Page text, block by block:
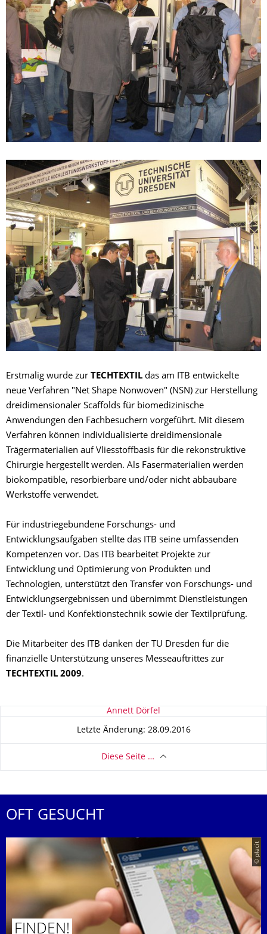
Erstmalig wurde zur TECHTEXTIL das am ITB entwickelte
neue Verfahren "Net Shape Nonwoven" (NSN) zur Herstellung
dreidimensionaler Scaffolds für biomedizinische
Anwendungen den Fachbesuchern vorgeführt. Mit diesem
Verfahren können individualisierte dreidimensionale
Trägermaterialien auf Vliesstoffbasis für die rekonstruktive
Chirurgie hergestellt werden. Als Fasermaterialien werden
biokompatible, resorbierbare und/oder nicht abbaubare
Werkstoffe verwendet.
Für industriegebundene Forschungs- und
Entwicklungsaufgaben stellte das ITB seine umfassenden
Kompetenzen vor. Das ITB bearbeitet Projekte zur
Entwicklung und Optimierung von Produkten und
Technologien, unterstützt den Transfer von Forschungs- und
Entwicklungsergebnissen und übernimmt Dienstleistungen
der Textil- und Konfektionstechnik sowie der Textilprüfung.
Die Mitarbeiter des ITB danken der TU Dresden für die
finanzielle Unterstützung unseres Messeauftrittes zur
TECHTEXTIL 2009.
Zu dieser Seite Annett Dörfel
Letzte Änderung: 28.09.2016
Diese Seite …
OFT GESUCHT
© placit
FINDEN!